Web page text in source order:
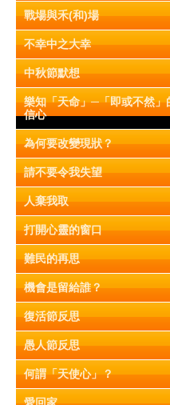
戰場與禾(和)場
不幸中之大幸
中秋節默想
樂知「天命」─「即或不然」
信心
為何要改變現狀？
請不要令我失望
人棄我取
打開心靈的窗口
難民的再思
機會是留給誰？
復活節反思
愚人節反思
何謂「天使心」？